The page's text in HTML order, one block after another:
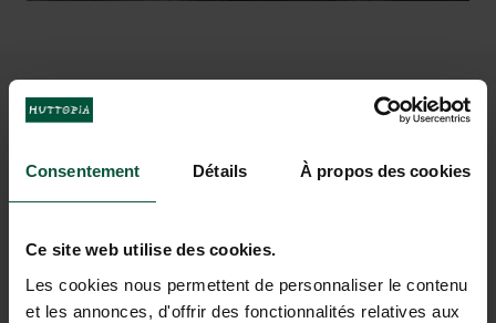
Consentement Détails À propos des cookies
Ce site web utilise des cookies.
Les cookies nous permettent de personnaliser le contenu
et les annonces, d'offrir des fonctionnalités relatives aux
UM VOM URLAUB IN
ANDALUSIEN ZU TRÄUMEN